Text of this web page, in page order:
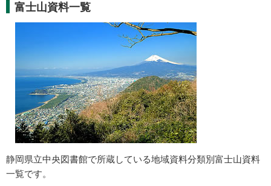
富士山資料一覧
静岡県立中央図書館で所蔵している地域資料分類別富士山資料
一覧です。